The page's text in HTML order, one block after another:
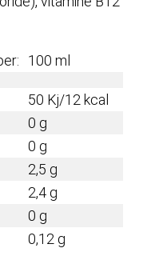
100 ml
50 Kj/12 kcal
0 g
0 g
2,5 g
2,4 g
0 g
0,12 g